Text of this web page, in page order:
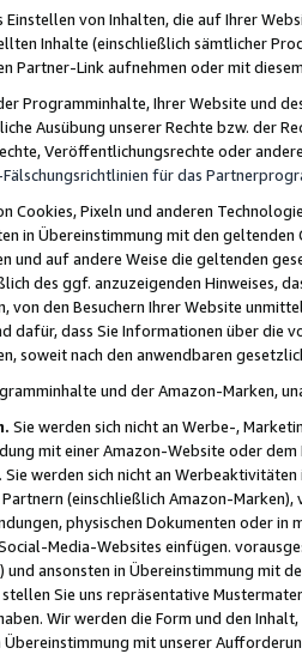
Einstellen von Inhalten, die auf Ihrer
Inhalte (einschließlich sämtlicher
Partner-Link aufnehmen oder mit
Programminhalte, Ihrer Website und
Ausübung unserer Rechte bzw. der
Veröffentlichungsrechte oder
für das
Cookies, Pixeln und anderen
in Übereinstimmung mit den
und auf andere Weise die geltenden
des ggf. anzuzeigenden Hinweises,
von den Besuchern Ihrer Website
dafür, dass Sie Informationen über die
soweit nach den anwendbaren
und der Amazon-Marken,
Sie werden sich nicht an Werbe-,
mit einer Amazon-Website oder
werden sich nicht an
(einschließlich Amazon-
physischen Dokumenten oder in
Media-Websites einfügen.
und ansonsten in Übereinstimmung mit
Sie uns repräsentative
Wir werden die Form und den
mit unserer